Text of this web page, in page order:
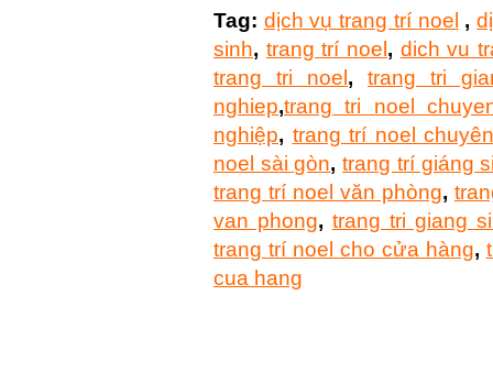
Tag: dịch vụ trang trí noel ,
sinh, trang trí noel, dich vu
trang tri noel, trang tri
nghiep,trang tri noel
nghiệp, trang trí noel
noel sài gòn,trang trí giáng
trang trí noel văn phòng,
van phong, trang tri giang
trang trí noel cho cửa hàng,
cua hang